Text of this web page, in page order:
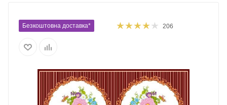
Безкоштовна доставка* 206